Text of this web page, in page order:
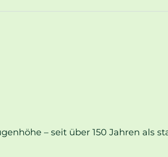
– seit über 150 Jahren als